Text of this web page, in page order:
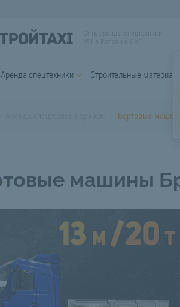
Аренда спецтехники Строительные материалы
Бортовые
машины